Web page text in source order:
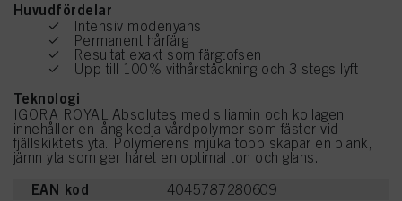
Huvudfördelar
Intensiv modenyans
Permanent hårfärg
Resultat exakt som färgtofsen
Upp till 100% vithårstäckning och 3 stegs lyft
Teknologi
IGORA ROYAL Absolutes med siliamin och kollagen
innehåller en lång kedja vårdpolymer som fäster vid
fjällskiktets yta. Polymerens mjuka topp skapar en blank,
jämn yta som ger håret en optimal ton och glans.
EAN kod 4045787280609